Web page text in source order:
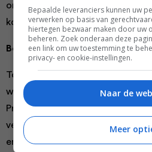
omdraaien, terwijl jij als
koffie. Lekker hoor!
Betrouwbaar merk
Toen we laatst in ons favoriete
we dat zij ook hun koffie
Professional apparaat. We
vertelden dat ze er al heel wat
en altijd al met dit merk werken.
Bepaalde leveranciers kunnen uw
verwerken op basis van
hiertegen bezwaar maken door uw
beheren. Zoek onderaan deze
een link om uw toestemming te
privacy- en cookie-instellingen.
Naar de
Meer